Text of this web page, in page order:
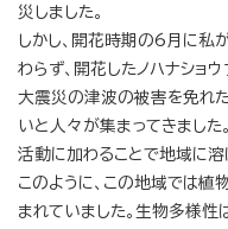
災しました。
しかし、開花時期の6月に私
わらず、開花したノハナショ
大震災の津波の被害を免れた
いと人々が集まってきました
活動に加わることで地域に溶
このように、この地域では
まれていました。生物多様性